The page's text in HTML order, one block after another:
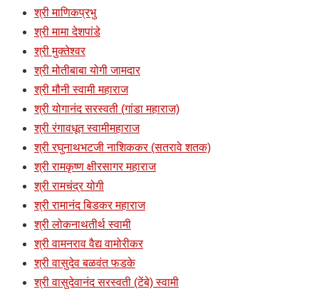
श्री माणिकप्रभु
श्री मामा देशपांडे
श्री मुक्तेश्वर
श्री मोतीबाबा योगी जामदार
श्री मौनी स्वामी महाराज
श्री योगानंद सरस्वती (गांडा महाराज)
श्री रंगावधूत स्वामीमहाराज
श्री रघुनाथभटजी नाशिककर (सतरावे शतक)
श्री रामकृष्ण क्षीरसागर महाराज
श्री रामचंद्र योगी
श्री रामानंद बिडकर महाराज
श्री लोकनाथतीर्थ स्वामी
श्री वामनराव वैद्य वामोरीकर
श्री वासुदेव बळवंत फडके
श्री वासुदेवानंद सरस्वती (टेंबे) स्वामी